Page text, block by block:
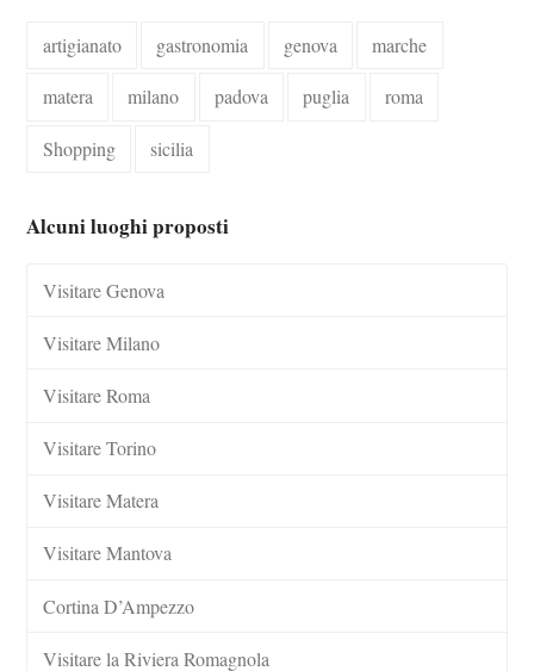
artigianato gastronomia genova marche
matera milano padova puglia roma
Shopping sicilia
Alcuni luoghi proposti
Visitare Genova
Visitare Milano
Visitare Roma
Visitare Torino
Visitare Matera
Visitare Mantova
Cortina D’Ampezzo
Visitare la Riviera Romagnola